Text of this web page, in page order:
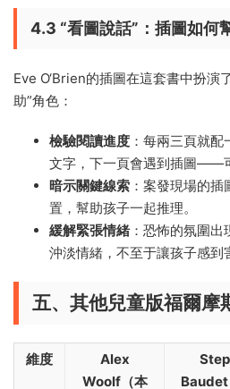
4.3 “看圖說話”：插圖如何
Eve O‘Brien的插圖在這套書中扮演
助”角色：
檢驗閱讀進度 ：每兩三頁就
文字，下一頁會遇到插圖——
暗示關鍵線索 ：案發現場的
置，幫助孩子一起推理。
緩解緊張情緒：恐怖的氛圍出
沖淡情緒，不至于讓孩子感到
五、其他兒童版福爾摩
維度
Alex
Woolf（本